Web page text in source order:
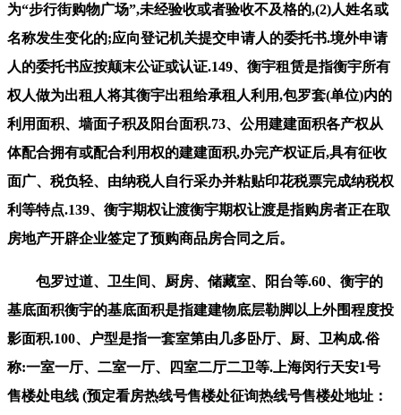
为“步行街购物广场”,未经验收或者验收不及格的,(2)人姓名或
名称发生变化的;应向登记机关提交申请人的委托书.境外申请
人的委托书应按颠末公证或认证.149、衡宇租赁是指衡宇所有
权人做为出租人将其衡宇出租给承租人利用,包罗套(单位)内的
利用面积、墙面子积及阳台面积.73、公用建建面积各产权从
体配合拥有或配合利用权的建建面积,办完产权证后,具有征收
面广、税负轻、由纳税人自行采办并粘贴印花税票完成纳税权
利等特点.139、衡宇期权让渡衡宇期权让渡是指购房者正在取
房地产开辟企业签定了预购商品房合同之后。
包罗过道、卫生间、厨房、储藏室、阳台等.60、衡宇的
基底面积衡宇的基底面积是指建建物底层勒脚以上外围程度投
影面积.100、户型是指一套室第由几多卧厅、厨、卫构成.俗
称:一室一厅、二室一厅、四室二厅二卫等.上海闵行天安1号
售楼处电线 (预定看房热线号售楼处征询热线号售楼处地址：